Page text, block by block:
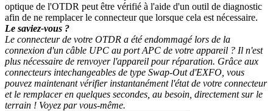
optique de l'OTDR peut être vérifié à l'aide d'un outil de diagnostic
afin de ne remplacer le connecteur que lorsque cela est nécessaire.
Le saviez-vous ?
Le connecteur de votre OTDR a été endommagé lors de la
connexion d'un câble UPC au port APC de votre appareil ? Il n'est
plus nécessaire de renvoyer l'appareil pour réparation. Grâce aux
connecteurs intechangeables de type Swap-Out d'EXFO, vous
pouvez maintenant vérifier instantanément l'état de votre connecteur
et le remplacer en quelques secondes, au besoin, directement sur le
terrain ! Voyez par vous-même.